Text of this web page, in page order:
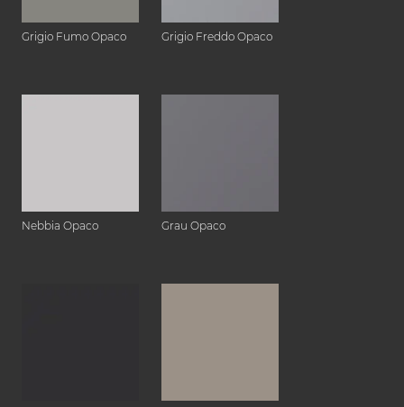
Grigio Fumo Opaco Grigio Freddo Opaco
Nebbia Opaco Grau Opaco